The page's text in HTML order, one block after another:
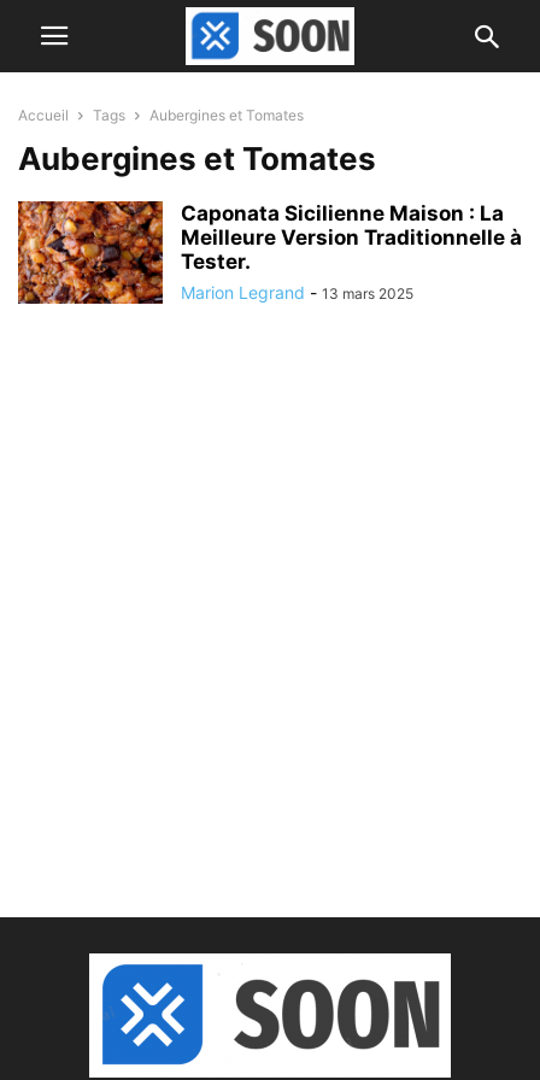
Accueil Tags Aubergines et Tomates
Aubergines et Tomates
Caponata Sicilienne Maison : La
Meilleure Version Traditionnelle à
Tester.
Marion Legrand - 13 mars 2025